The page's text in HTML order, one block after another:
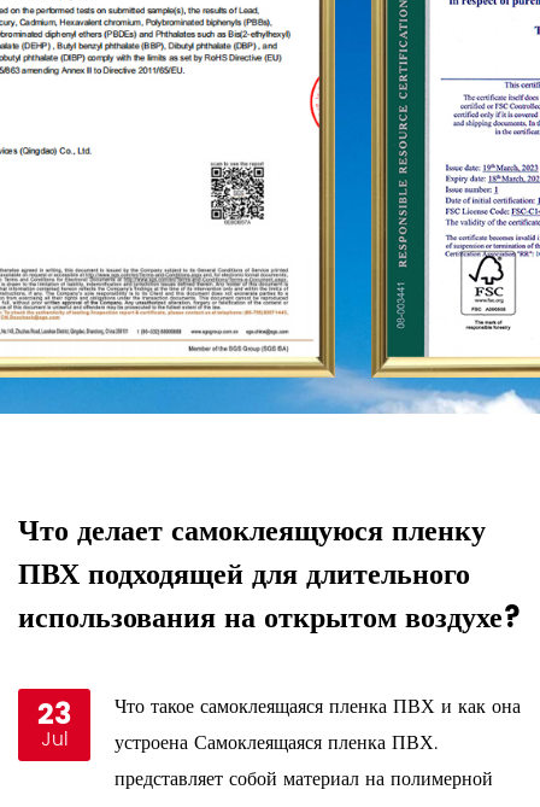
Мексика, Россия, Ближний Восток и т.д., охватывающую
Азию, Европу, Америку, Африку и другие регионы, и
стали долгосрочным стабильным поставщиком.
Что делает самоклеящуюся пленку
ПВХ подходящей для длительного
использования на открытом воздухе?
23
Jul
Что такое самоклеящаяся пленка ПВХ и как она
устроена Самоклеящаяся пленка ПВХ.
представляет собой материал на полимерной